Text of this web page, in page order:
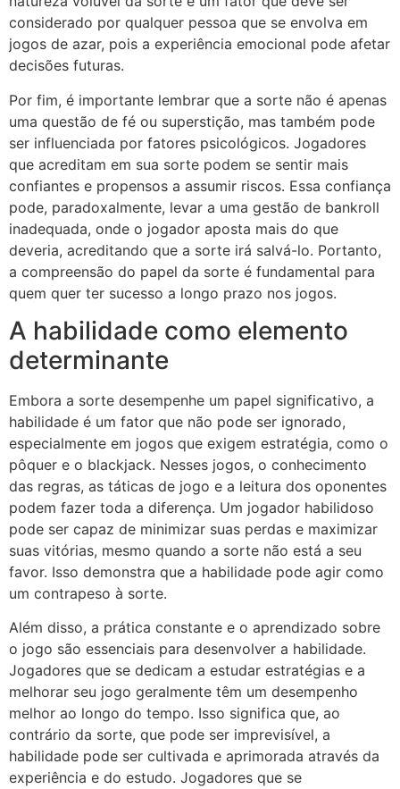
considerado por qualquer pessoa que se envolva em
jogos de azar, pois a experiência emocional pode afetar
decisões futuras.
Por fim, é importante lembrar que a sorte não é apenas
uma questão de fé ou superstição, mas também pode
ser influenciada por fatores psicológicos. Jogadores
que acreditam em sua sorte podem se sentir mais
confiantes e propensos a assumir riscos. Essa confiança
pode, paradoxalmente, levar a uma gestão de bankroll
inadequada, onde o jogador aposta mais do que
deveria, acreditando que a sorte irá salvá-lo. Portanto,
a compreensão do papel da sorte é fundamental para
quem quer ter sucesso a longo prazo nos jogos.
A habilidade como elemento
determinante
Embora a sorte desempenhe um papel significativo, a
habilidade é um fator que não pode ser ignorado,
especialmente em jogos que exigem estratégia, como o
pôquer e o blackjack. Nesses jogos, o conhecimento
das regras, as táticas de jogo e a leitura dos oponentes
podem fazer toda a diferença. Um jogador habilidoso
pode ser capaz de minimizar suas perdas e maximizar
suas vitórias, mesmo quando a sorte não está a seu
favor. Isso demonstra que a habilidade pode agir como
um contrapeso à sorte.
Além disso, a prática constante e o aprendizado sobre
o jogo são essenciais para desenvolver a habilidade.
Jogadores que se dedicam a estudar estratégias e a
melhorar seu jogo geralmente têm um desempenho
melhor ao longo do tempo. Isso significa que, ao
contrário da sorte, que pode ser imprevisível, a
habilidade pode ser cultivada e aprimorada através da
experiência e do estudo. Jogadores que se